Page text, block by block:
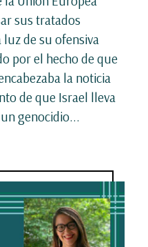
sus tratados
de su ofensiva
por el hecho de que
la noticia
de que Israel lleva
genocidio...